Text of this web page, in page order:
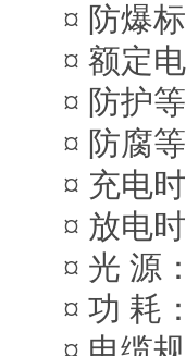
¤ 防爆
¤ 额定
¤ 防护
¤ 防腐
¤ 充电
¤ 放电
¤ 光 源
¤ 功 耗